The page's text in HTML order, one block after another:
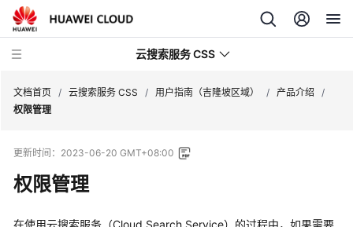
云搜索服务 CSS
最
动
文档首页 / 云搜索服务 CSS / 用户指南（吉隆坡区域） / 产品介绍
/
权限管理
更新时间： 2023-06-20 GMT+08:00
权限管理
在使用云搜索服务（Cloud Search Service）的过程中，如果需要